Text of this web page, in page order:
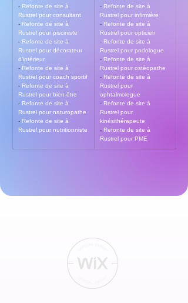
- Refonte de site à
Rustrel pour consultant
- Refonte de site à
Rustrel pour pisciniste
- Refonte de site à
Rustrel pour décorateur
d’intérieur
- Refonte de site à
Rustrel pour coach sportif
- Refonte de site à
Rustrel pour bien-être
- Refonte de site à
Rustrel pour naturopathe
- Refonte de site à
Rustrel pour nutritionniste
- Refonte de site à
Rustrel pour infirmière
- Refonte de site à
Rustrel pour opticien
- Refonte de site à
Rustrel pour podologue
- Refonte de site à
Rustrel pour ostéopathe
- Refonte de site à
Rustrel pour
ophtalmologue
- Refonte de site à
Rustrel pour
kinésithérapeute
- Refonte de site à
Rustrel pour PME